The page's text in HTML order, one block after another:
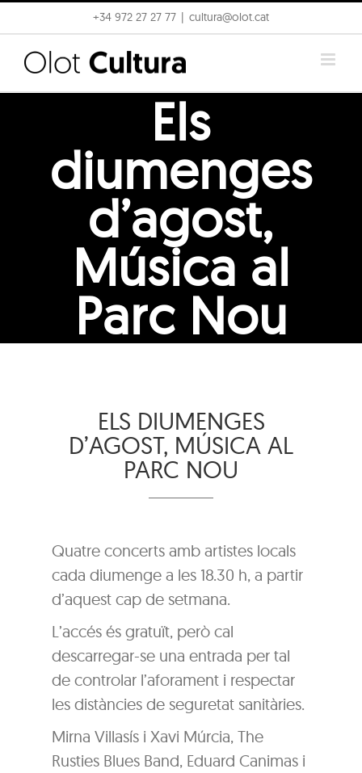
to
content
+34 972 27 27 77 cultura@olot.cat
Els
diumenges
d’agost,
Música al
Parc Nou
ELS DIUMENGES
D’AGOST, MÚSICA AL
PARC NOU
Quatre concerts amb artistes locals
cada diumenge a les 18.30 h, a partir
d’aquest cap de setmana.
L’accés és gratuït, però cal
descarregar-se una entrada per tal
de controlar l’aforament i respectar
les distàncies de seguretat sanitàries.
Mirna Villasís i Xavi Múrcia, The
Rusties Blues Band, Eduard Canimas i